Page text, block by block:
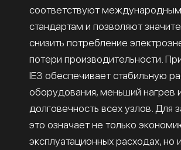
соответствуют международным
стандартам и позволяют
снизить потребление
потери производительности.
IE3 обеспечивает стабильную
оборудования, меньший нагрев
долговечность всех узлов. Для
это означает не только
эксплуатационных расходах, но и